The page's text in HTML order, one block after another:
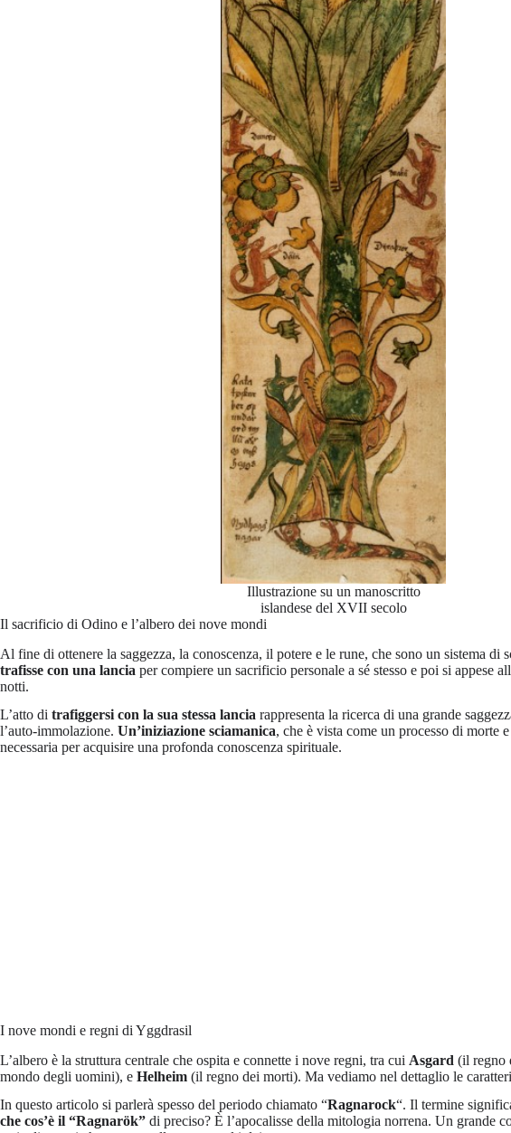
Illustrazione su un manoscritto
islandese del XVII secolo
Il sacrificio di Odino e l’albero dei nove mondi
Al fine di ottenere la saggezza, la conoscenza, il potere e le rune, che sono un sistema di
trafisse con una lancia per compiere un sacrificio personale a sé stesso e poi si appese
notti.
L’atto di trafiggersi con la sua stessa lancia rappresenta la ricerca di una grande
l’auto-immolazione. Un’iniziazione sciamanica, che è vista come un processo di morte
necessaria per acquisire una profonda conoscenza spirituale.
I nove mondi e regni di Yggdrasil
L’albero è la struttura centrale che ospita e connette i nove regni, tra cui Asgard (il regno
mondo degli uomini), e Helheim (il regno dei morti). Ma vediamo nel dettaglio le
In questo articolo si parlerà spesso del periodo chiamato “Ragnarock“. Il termine
che cos’è il “Ragnarök” di preciso? È l’apocalisse della mitologia norrena. Un grande